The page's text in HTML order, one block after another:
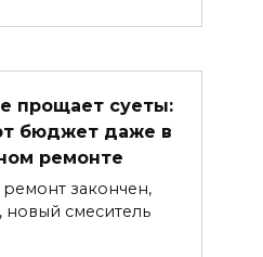
прощает суеты:
бюджет даже в
ремонте
ремонт закончен,
новый смеситель